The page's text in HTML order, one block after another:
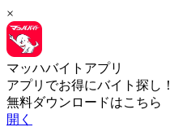
×
マッハバイトアプリ
アプリでお得にバイト探し！
無料ダウンロードはこちら
開く